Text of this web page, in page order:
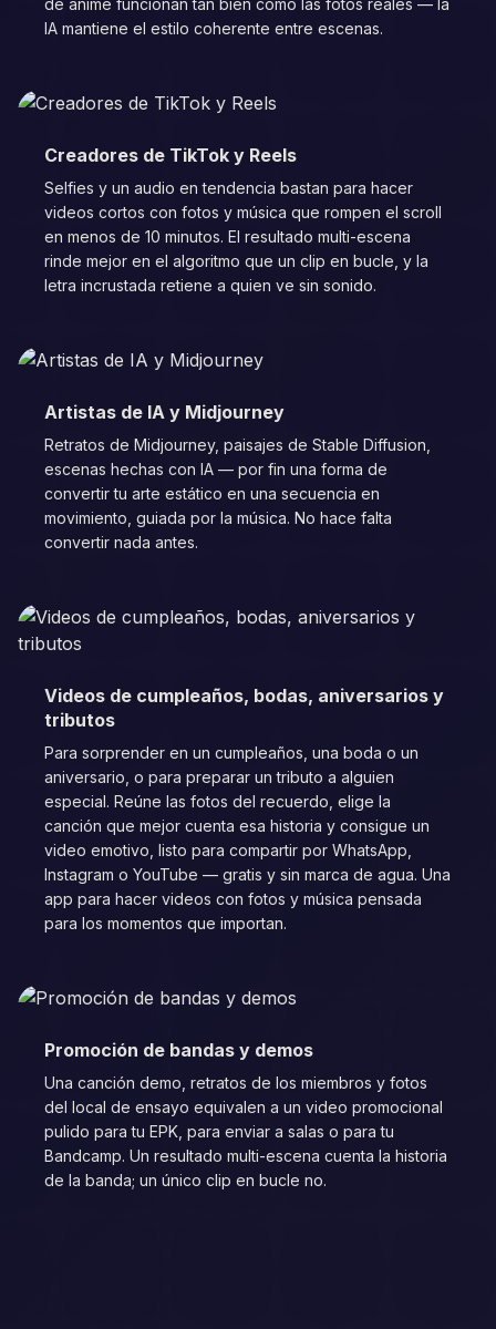
de anime funcionan tan bien como las fotos reales — la
IA mantiene el estilo coherente entre escenas.
Creadores de TikTok y Reels
Selfies y un audio en tendencia bastan para hacer
videos cortos con fotos y música que rompen el scroll
en menos de 10 minutos. El resultado multi-escena
rinde mejor en el algoritmo que un clip en bucle, y la
letra incrustada retiene a quien ve sin sonido.
Artistas de IA y Midjourney
Retratos de Midjourney, paisajes de Stable Diffusion,
escenas hechas con IA — por fin una forma de
convertir tu arte estático en una secuencia en
movimiento, guiada por la música. No hace falta
convertir nada antes.
Videos de cumpleaños, bodas, aniversarios y
tributos
Para sorprender en un cumpleaños, una boda o un
aniversario, o para preparar un tributo a alguien
especial. Reúne las fotos del recuerdo, elige la
canción que mejor cuenta esa historia y consigue un
video emotivo, listo para compartir por WhatsApp,
Instagram o YouTube — gratis y sin marca de agua. Una
app para hacer videos con fotos y música pensada
para los momentos que importan.
Promoción de bandas y demos
Una canción demo, retratos de los miembros y fotos
del local de ensayo equivalen a un video promocional
pulido para tu EPK, para enviar a salas o para tu
Bandcamp. Un resultado multi-escena cuenta la historia
de la banda; un único clip en bucle no.